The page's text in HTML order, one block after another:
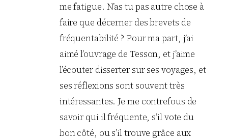
me fatigue. N’as tu pas autre chose à
faire que décerner des brevets de
fréquentabilité ? Pour ma part, j’ai
aimé l’ouvrage de Tesson, et j’aime
l’écouter disserter sur ses voyages, et
ses réflexions sont souvent très
intéressantes. Je me contrefous de
savoir qui il fréquente, s’il vote du
bon côté, ou s’il trouve grâce aux